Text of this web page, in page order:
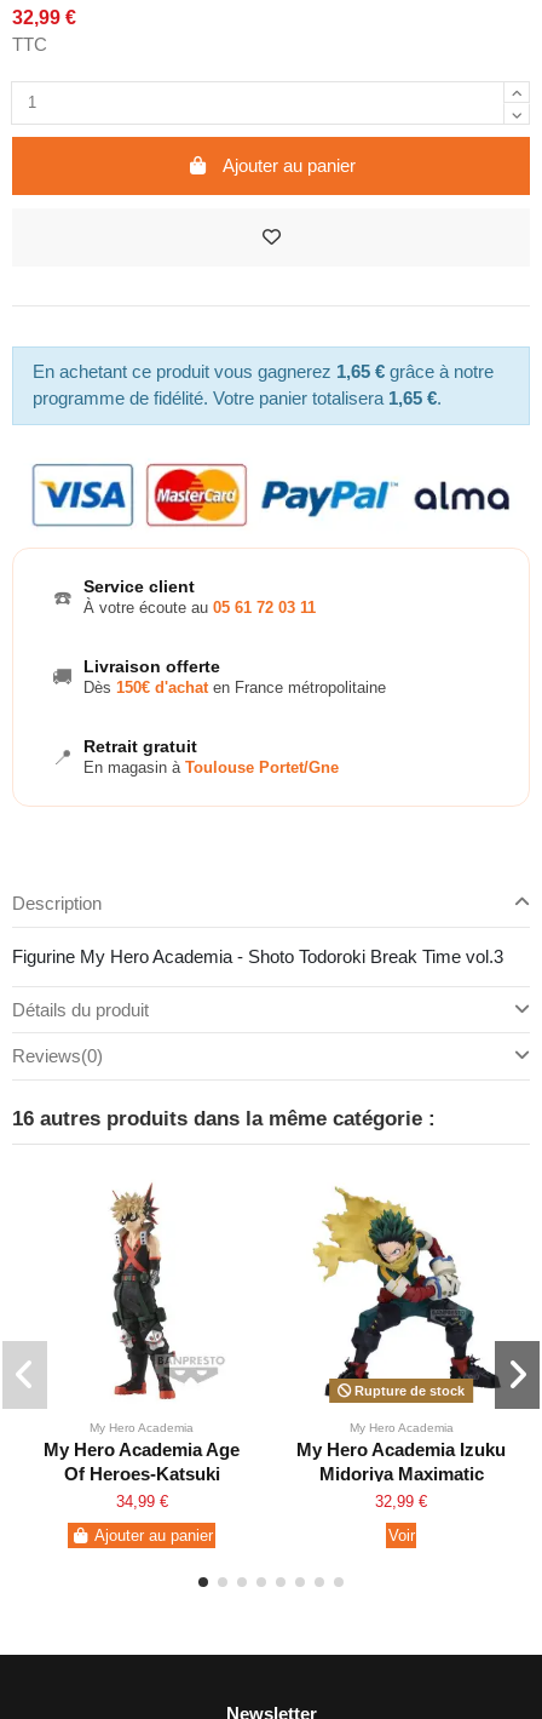
32,99 €
TTC
Ajouter au panier
En achetant ce produit vous gagnerez 1,65 € grâce à notre
programme de fidélité. Votre panier totalisera 1,65 €.
☎️ Service client
À votre écoute au 05 61 72 03 11
🚚 Livraison offerte
Dès 150€ d'achaten France métropolitaine
📍 Retrait gratuit
En magasin à Toulouse Portet/Gne
Description
Figurine My Hero Academia - Shoto Todoroki Break Time vol.3
Détails du produit
Reviews(0)
16 autres produits dans la même catégorie :
My Hero Academia
My Hero Academia Age
Of Heroes-Katsuki
Bakugo
34,99 €
Ajouter au panier
Rupture de stock
My Hero Academia
My Hero Academia Izuku
Midoriya Maximatic
32,99 €
Voir
Newsletter